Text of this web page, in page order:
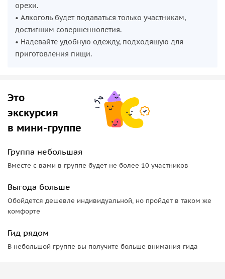
орехи.
• Алкоголь будет подаваться только участникам,
достигшим совершеннолетия.
• Надевайте удобную одежду, подходящую для
приготовления пищи.
Это
экскурсия
в мини-группе
Группа небольшая
Вместе с вами в группе будет не более 10 участников
Выгода больше
Обойдется дешевле индивидуальной, но пройдет в таком же
комфорте
Гид рядом
В небольшой группе вы получите больше внимания гида